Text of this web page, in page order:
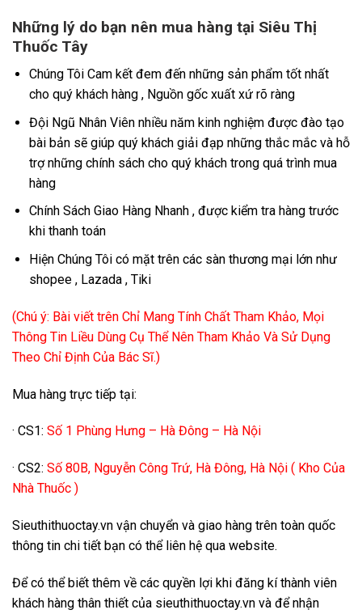
Những lý do bạn nên mua hàng tại Siêu Thị
Thuốc Tây
Chúng Tôi Cam kết đem đến những sản phẩm tốt nhất
cho quý khách hàng , Nguồn gốc xuất xứ rõ ràng
Đội Ngũ Nhân Viên nhiều năm kinh nghiệm được đào tạo
bài bản sẽ giúp quý khách giải đạp những thắc mắc và hỗ
trợ những chính sách cho quý khách trong quá trình mua
hàng
Chính Sách Giao Hàng Nhanh , được kiểm tra hàng trước
khi thanh toán
Hiện Chúng Tôi có mặt trên các sàn thương mại lớn như
shopee , Lazada , Tiki
(Chú ý: Bài viết trên Chỉ Mang Tính Chất Tham Khảo, Mọi
Thông Tin Liều Dùng Cụ Thể Nên Tham Khảo Và Sử Dụng
Theo Chỉ Định Của Bác Sĩ.)
Mua hàng trực tiếp tại:
· CS1: Số 1 Phùng Hưng – Hà Đông – Hà Nội
· CS2: Số 80B, Nguyễn Công Trứ, Hà Đông, Hà Nội ( Kho Của
Nhà Thuốc )
Sieuthithuoctay.vn vận chuyển và giao hàng trên toàn quốc
thông tin chi tiết bạn có thể liên hệ qua website.
Để có thể biết thêm về các quyền lợi khi đăng kí thành viên
khách hàng thân thiết của sieuthithuoctay.vn và để nhận